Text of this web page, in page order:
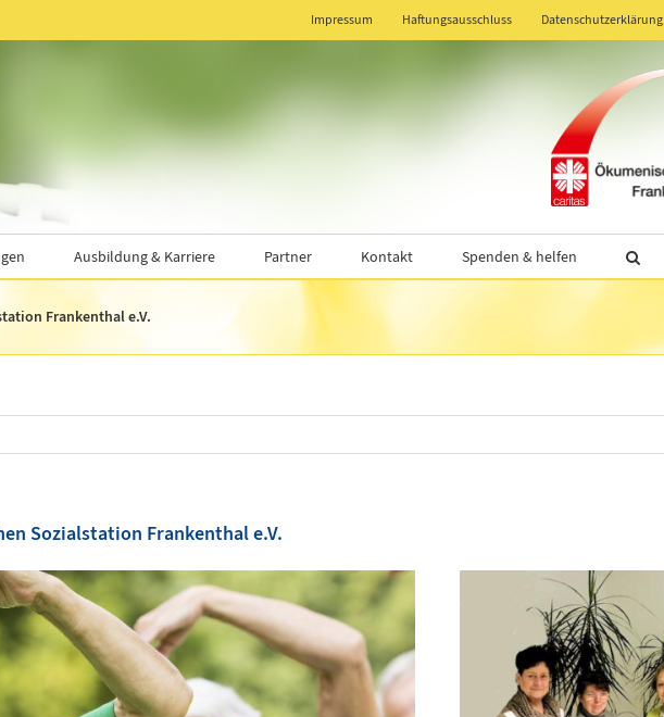
Impressum Haftungsausschluss Datenschutzerklärung
Ausbildung & Karriere Partner Kontakt Spenden & helfen
Frankenthal e.V.
Sozialstation Frankenthal e.V.